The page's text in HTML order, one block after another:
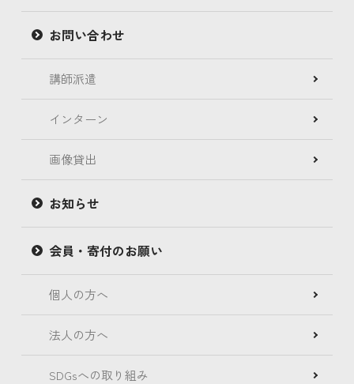
お問い合わせ
講師派遣
インターン
画像貸出
お知らせ
会員・寄付のお願い
個人の方へ
法人の方へ
SDGsへの取り組み